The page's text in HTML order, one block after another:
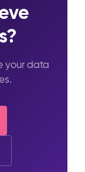
your data